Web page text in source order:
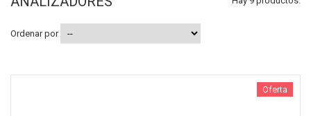
Ordenar por
Oferta